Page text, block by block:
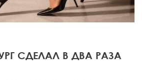
СДЕЛАЛ В ДВА РАЗА